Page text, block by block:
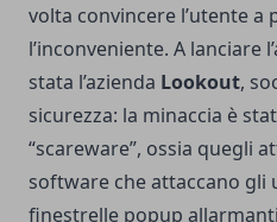
volta convincere l’utente a
l’inconveniente. A lanciare
stata l’azienda Lookout,
sicurezza: la minaccia è
“scareware”, ossia quegli
software che attaccano
finestrelle popup